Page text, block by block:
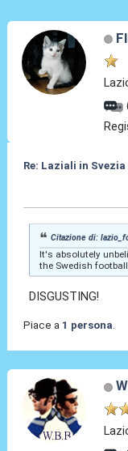
Re: Laziali in Svezia
Citazione di:
It's absolutely
the Swedish
DISGUSTING!
Piace a 1 persona